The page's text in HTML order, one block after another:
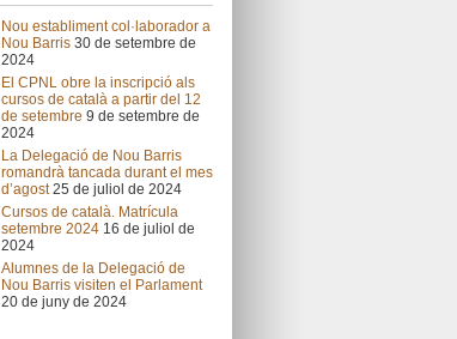
Nou establiment col·laborador a
Nou Barris 30 de setembre de
2024
El CPNL obre la inscripció als
cursos de català a partir del 12
de setembre 9 de setembre de
2024
La Delegació de Nou Barris
romandrà tancada durant el mes
d’agost 25 de juliol de 2024
Cursos de català. Matrícula
setembre 2024 16 de juliol de
2024
Alumnes de la Delegació de
Nou Barris visiten el Parlament
20 de juny de 2024